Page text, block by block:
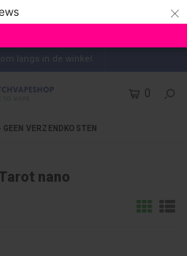
×
langs in de winkel
0
VERZENDKOSTEN
nano